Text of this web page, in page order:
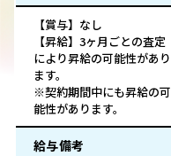
【賞与】なし
【昇給】3ヶ月ごとの査定
により昇給の可能性があり
ます。
※契約期間中にも昇給の可
能性があります。
給与備考